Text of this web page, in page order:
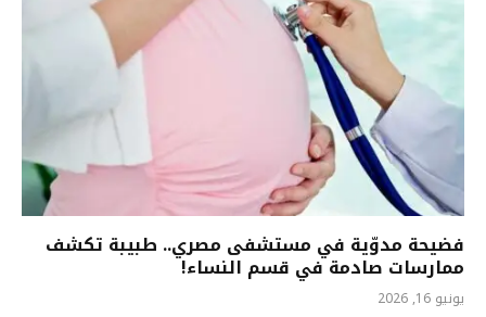
فضيحة مدوّية في مستشفى مصري.. طبيبة تكشف
ممارسات صادمة في قسم النساء!
يونيو 16, 2026